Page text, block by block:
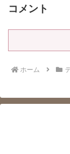
コメント
ホーム